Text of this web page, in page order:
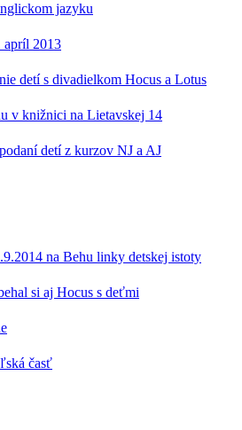
jazyku
apríl 2013
detí s divadielkom Hocus a Lotus
v knižnici na Lietavskej 14
detí z kurzov NJ a AJ
na Behu linky detskej istoty
si aj Hocus s deťmi
časť